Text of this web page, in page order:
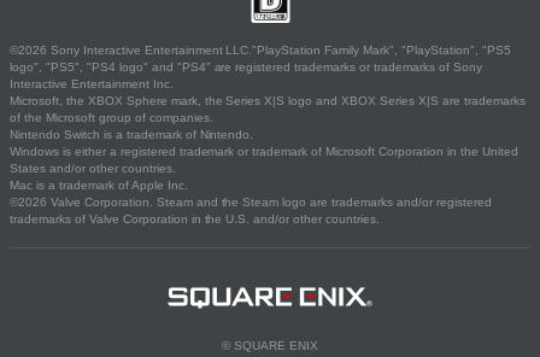
©2026 Sony Interactive Entertainment LLC."PlayStation Family Mark", "PlayStation", "PS5
logo", "PS5", "PS4 logo" and "PS4" are registered trademarks or trademarks of Sony
Interactive Entertainment Inc.
Microsoft, the XBOX Sphere mark, the Series X|S logo and XBOX Series X|S are trademarks
of the Microsoft group of companies.
Nintendo Switch is a trademark of Nintendo.
Windows is either a registered trademark or trademark of Microsoft Corporation in the United
States and/or other countries.
Mac is a trademark of Apple Inc.
©2026 Valve Corporation. Steam and the Steam logo are trademarks and/or registered
trademarks of Valve Corporation in the U.S. and/or other countries.
© SQUARE ENIX